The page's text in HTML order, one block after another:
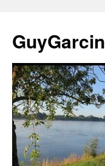
contenu